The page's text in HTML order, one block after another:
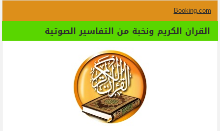
Booking.com
القران الكريم ونخبة من التفاسير الصوتية